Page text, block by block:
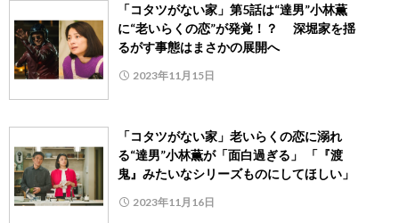
「コタツがない家」第5話は“達男”小林薫
に“老いらくの恋”が発覚！？ 深堀家を揺
るがす事態はまさかの展開へ
2023年11月15日
「コタツがない家」老いらくの恋に溺れ
る“達男”小林薫が「面白過ぎる」 「『渡
鬼』みたいなシリーズものにしてほしい」
2023年11月16日